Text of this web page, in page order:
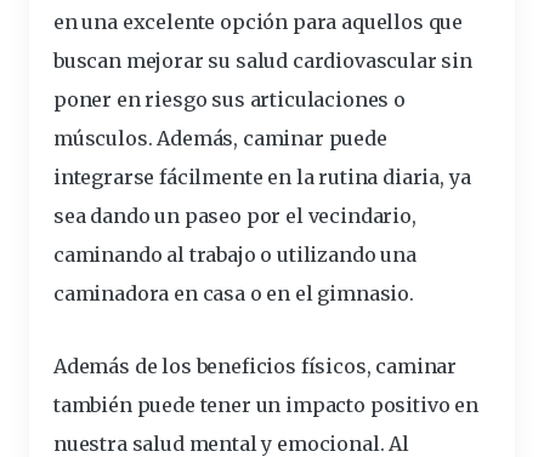
en una excelente opción para aquellos que
buscan mejorar su salud cardiovascular sin
poner en riesgo sus articulaciones o
músculos. Además, caminar puede
integrarsefácilmente en la rutina diaria, ya
sea dando un paseo por el vecindario,
caminando al trabajo outilizando una
caminadora en casa o en el gimnasio.
Además de los beneficios físicos, caminar
también puede tener un impacto positivo en
nuestra salud mental y emocional. Al